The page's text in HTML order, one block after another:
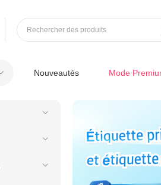
Rechercher des produits
Nouveautés Mode